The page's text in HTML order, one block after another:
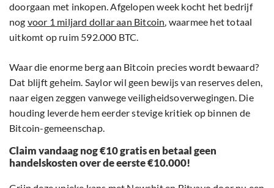
doorgaan met inkopen. Afgelopen week kocht het bedrijf
nog voor 1 miljard dollar aan Bitcoin, waarmee het totaal
uitkomt op ruim 592.000 BTC.
Waar die enorme berg aan Bitcoin precies wordt bewaard?
Dat blijft geheim. Saylor wil geen bewijs van reserves delen,
naar eigen zeggen vanwege veiligheidsoverwegingen. Die
houding leverde hem eerder stevige kritiek op binnen de
Bitcoin-gemeenschap.
Claim vandaag nog €10 gratis en betaal geen
handelskosten over de eerste €10.000!